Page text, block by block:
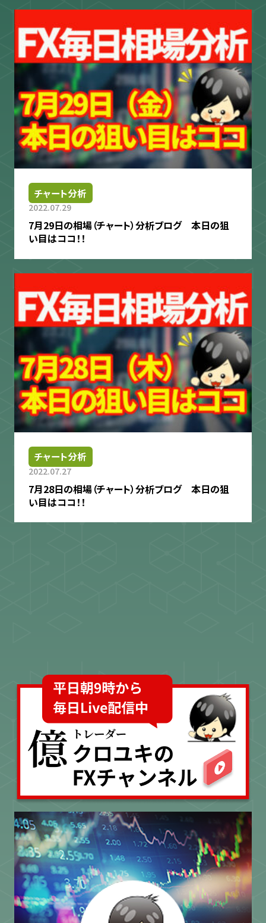
チャート分析
2022.07.29
7月29日の相場（チャート）分析ブログ 本日の狙
い目はココ！！
チャート分析
2022.07.27
7月28日の相場（チャート）分析ブログ 本日の狙
い目はココ！！